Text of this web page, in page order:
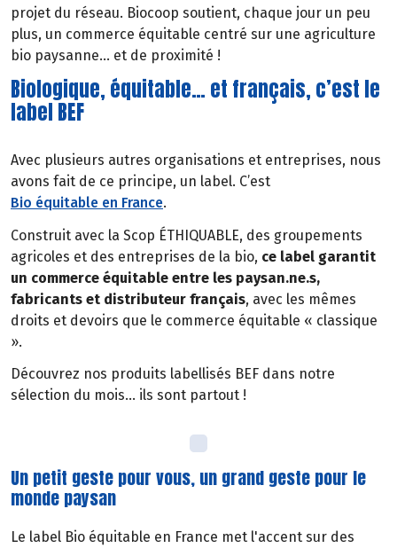
projet du réseau. Biocoop soutient, chaque jour un peu
plus, un commerce équitable centré sur une agriculture
bio paysanne… et de proximité !
Biologique, équitable… et français, c’est le
label BEF
Avec plusieurs autres organisations et entreprises, nous
avons fait de ce principe, un label. C’est
Bio équitable en France.
Construit avec la Scop ÉTHIQUABLE, des groupements
agricoles et des entreprises de la bio, ce label garantit
un commerce équitable entre les paysan.ne.s,
fabricants et distributeur français, avec les mêmes
droits et devoirs que le commerce équitable « classique
».
Découvrez nos produits labellisés BEF dans notre
sélection du mois… ils sont partout !
Un petit geste pour vous, un grand geste pour le
monde paysan
Le label Bio équitable en France met l'accent sur des